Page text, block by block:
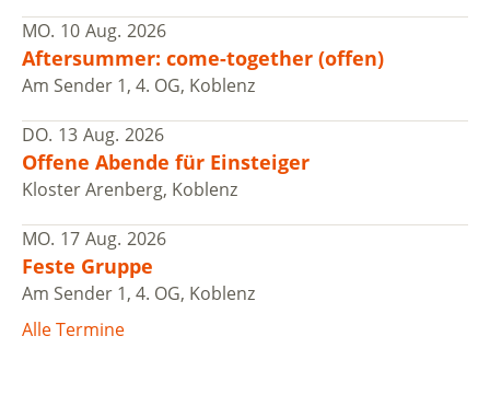
MO. 10 Aug. 2026
Aftersummer: come-together (offen)
Am Sender 1, 4. OG, Koblenz
DO. 13 Aug. 2026
Offene Abende für Einsteiger
Kloster Arenberg, Koblenz
MO. 17 Aug. 2026
Feste Gruppe
Am Sender 1, 4. OG, Koblenz
Alle Termine